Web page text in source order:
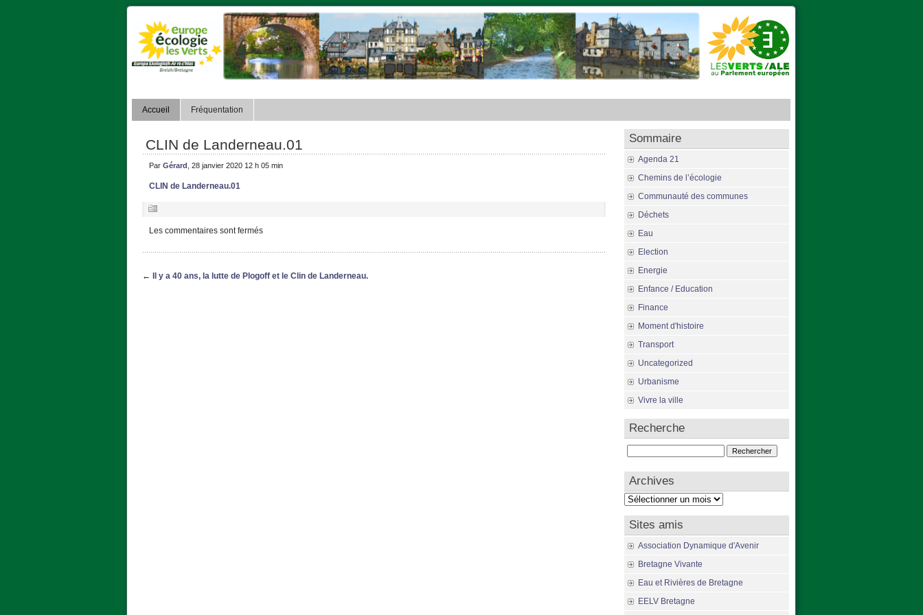
Accueil Fréquentation
CLIN de Landerneau.01
Par Gérard , 28 janvier 2020 12 h 05 min
CLIN de Landerneau.01
Les commentaires sont fermés
← Il y a 40 ans, la lutte de Plogoff et le Clin de Landerneau.
Sommaire
Agenda 21
Chemins de l’écologie
Communauté des communes
Déchets
Eau
Election
Energie
Enfance / Education
Finance
Moment d'histoire
Transport
Uncategorized
Urbanisme
Vivre la ville
Recherche
Archives
Archives
Sites amis
Association Dynamique d'Avenir
Bretagne Vivante
Eau et Rivières de Bretagne
EELV Bretagne